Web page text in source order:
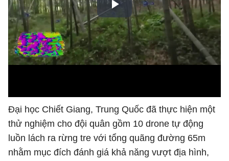
Đại học Chiết Giang, Trung Quốc đã thực hiện một
thử nghiệm cho đội quân gồm 10 drone tự động
luồn lách ra rừng tre với tổng quãng đường 65m
nhằm mục đích đánh giá khả năng vượt địa hình,